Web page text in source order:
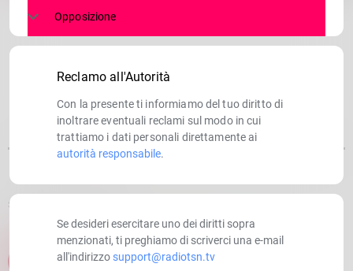
SCRITTO DA:
email
Opposizione
Reclamo all'Autorità
Con la presente ti informiamo del tuo diritto di
inoltrare eventuali reclami sul modo in cui
trattiamo i dati personali direttamente ai
autorità responsabile.
Se desideri esercitare uno dei diritti sopra
menzionati, ti preghiamo di scriverci una e-mail
all'indirizzo support@radiotsn.tv